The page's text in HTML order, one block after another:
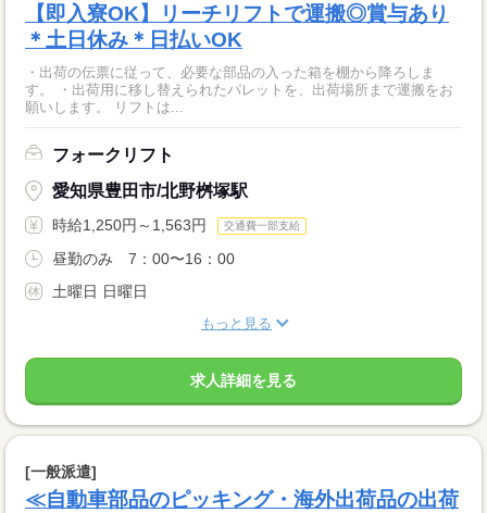
【即入寮OK】リーチリフトで運搬◎賞与あり
＊土日休み＊日払いOK
・出荷の伝票に従って、必要な部品の入った箱を棚から降ろしま
す。 ・出荷用に移し替えられたパレットを、出荷場所まで運搬をお
願いします。 リフトは...
フォークリフト
愛知県豊田市/北野桝塚駅
時給1,250円～1,563円 交通費一部支給
昼勤のみ 7：00〜16：00
土曜日 日曜日
もっと見る
求人詳細を見る
[一般派遣]
≪自動車部品のピッキング・海外出荷品の出荷